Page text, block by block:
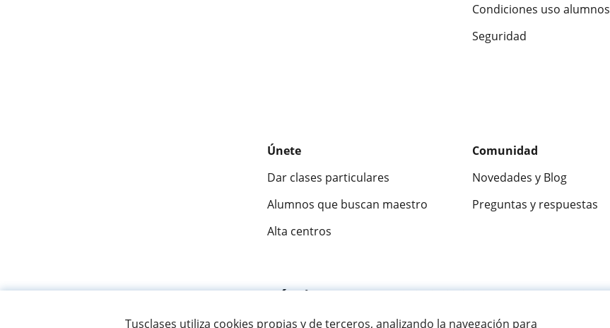
Tusclases utiliza cookies propias y de terceros, analizando la navegación para
Condiciones uso alumnos
Seguridad
Únete
Dar clases particulares
Alumnos que buscan maestro
Alta centros
Comunidad
Novedades y Blog
Preguntas y respuestas
Fantástica 9,5/10 ★★★★★